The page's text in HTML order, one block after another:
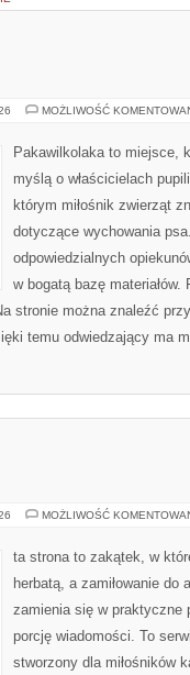
MOŻLIWOŚĆ
Pakawilkolaka to miejsce,
myślą o właścicielach
którym miłośnik zwierząt
dotyczące wychowania
odpowiedzialnych
w bogatą bazę
stronie można znaleźć
temu odwiedzający ma
MOŻLIWOŚĆ
ta strona to zakątek, w
herbatą, a zamiłowanie do
zamienia się w praktyczne
porcję wiadomości. To
stworzony dla miłośników